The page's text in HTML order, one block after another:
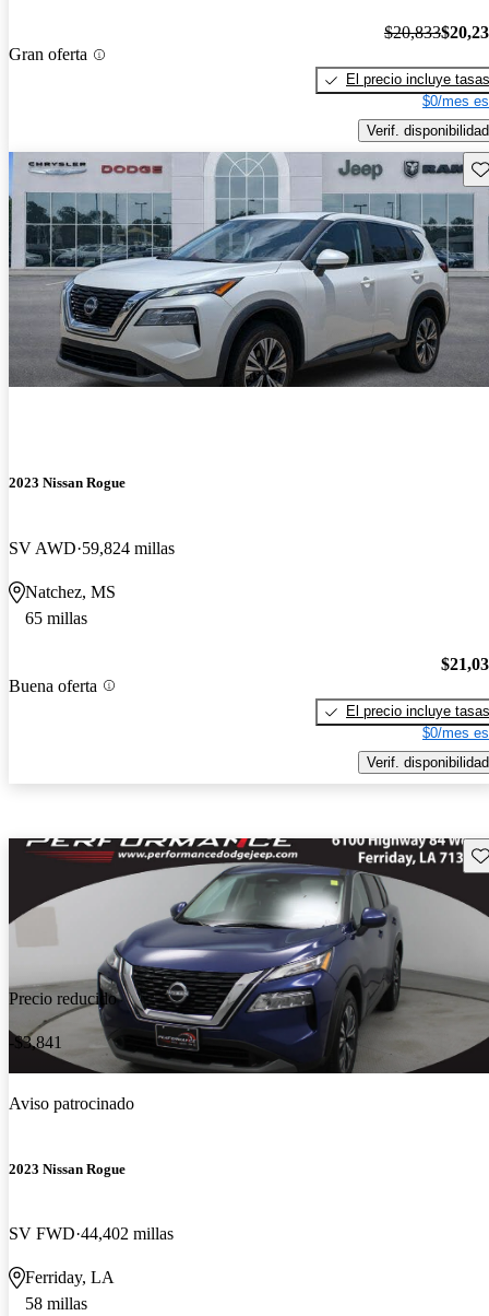
Gran oferta
$20,833
El precio incluye tasas
$0/mes
Verif. disponibilidad
2023 Nissan Rogue
SV AWD 59,824 millas
Natchez, MS
65 millas
Buena oferta
El precio incluye tasas
$0/mes
Verif. disponibilidad
Precio reducido
-$3,841
Aviso patrocinado
2023 Nissan Rogue
SV FWD 44,402 millas
Ferriday, LA
58 millas